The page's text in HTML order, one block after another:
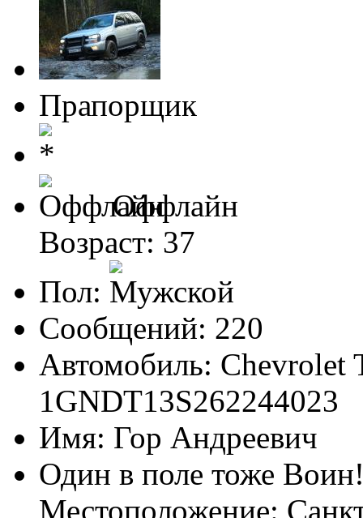
Прапорщик
Оффлайн
Возраст: 37
Пол:
Сообщений: 220
Автомобиль: Chevrolet
1GNDT13S262244023
Имя: Гор Андреевич
Один в поле тоже
Местоположение: